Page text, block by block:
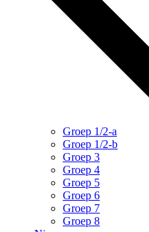
Groep 1/2-a
Groep 1/2-b
Groep 3
Groep 4
Groep 5
Groep 6
Groep 7
Groep 8